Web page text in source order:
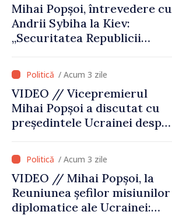
Mihai Popșoi, întrevedere cu
Andrii Sybiha la Kiev:
„Securitatea Republicii
de securitatea Ucrainei”
/ Acum 3 zile
VIDEO // Vicepremierul
Mihai Popșoi a discutat cu
președintele Ucrainei despre
hidrologice din bazinul
râului Nistru și proiecte
comune în infrastructură și
energie
/ Acum 3 zile
VIDEO // Mihai Popșoi, la
Reuniunea șefilor misiunilor
diplomatice ale Ucrainei: